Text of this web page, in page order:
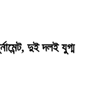
দুই দলই যুগ্ম